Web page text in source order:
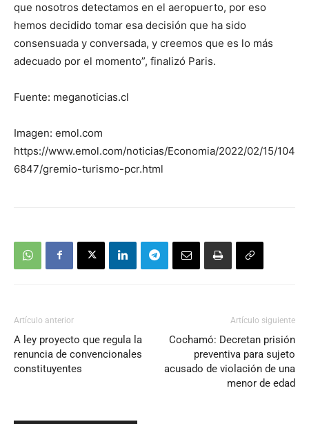
que nosotros detectamos en el aeropuerto, por eso
hemos decidido tomar esa decisión que ha sido
consensuada y conversada, y creemos que es lo más
adecuado por el momento”, finalizó Paris.
Fuente: meganoticias.cl
Imagen: emol.com
https://www.emol.com/noticias/Economia/2022/02/15/104
6847/gremio-turismo-pcr.html
Artículo anterior
A ley proyecto que regula la
renuncia de convencionales
constituyentes
Artículo siguiente
Cochamó: Decretan prisión
preventiva para sujeto
acusado de violación de una
menor de edad